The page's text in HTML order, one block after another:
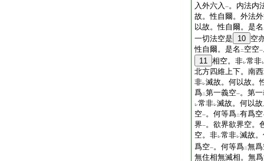
入外六入 一。内法内
故。性自爾。外法
以故。性自爾。是名
一切法空是 10 空
性自爾。是名 二 空空一
11 相空。非レ常非
北方四維上下。南
非レ滅故。何以故。
爲二第一義空一。第
レ常非レ滅故。何以
空一。何等爲二有爲空
界一。欲界欲界空。
空。非レ常非レ滅故
爲空一。何等爲二無
無住相無滅相。無